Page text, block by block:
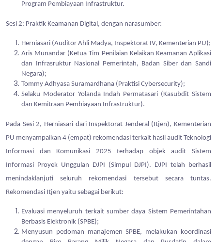
Program Pembiayaan Infrastruktur.
Sesi 2: Praktik Keamanan Digital, dengan narasumber:
Herniasari (Auditor Ahli Madya, Inspektorat IV, Kementerian PU);
Aris Munandar (Ketua Tim Penilaian Kelaikan Keamanan Aplikasi
dan Infrasruktur Nasional Pemerintah, Badan Siber dan Sandi
Negara);
Tommy Adhyasa Suramardhana (Praktisi Cybersecurity);
Selaku Moderator Yolanda Indah Permatasari (Kasubdit Sistem
dan Kemitraan Pembiayaan Infrastruktur).
Pada Sesi 2, Herniasari dari Inspektorat Jenderal (Itjen), Kementerian
PU menyampaikan 4 (empat) rekomendasi terkait hasil audit Teknologi
Informasi dan Komunikasi 2025 terhadap objek audit Sistem
Informasi Proyek Unggulan DJPI (Simpul DJPI). DJPI telah berhasil
menindaklanjuti seluruh rekomendasi tersebut secara tuntas.
Rekomendasi Itjen yaitu sebagai berikut:
Evaluasi menyeluruh terkait sumber daya Sistem Pemerintahan
Berbasis Elektronik (SPBE);
Menyusun pedoman manajemen SPBE, melakukan koordinasi